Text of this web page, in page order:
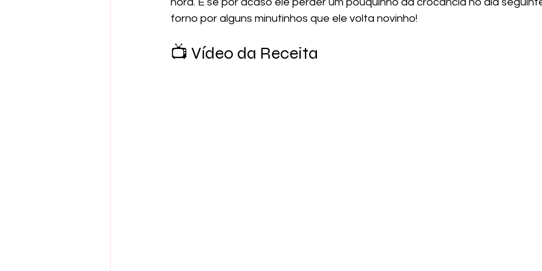
forno por alguns minutinhos que ele volta novinho!
📺 Vídeo da Receita